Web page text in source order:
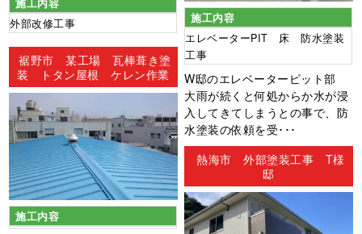
外部改修工事
施工内容
エレベーターPIT 床 防水塗装
工事
W邸のエレベーターピット部
大雨が続くと何処からか水が浸
入してきてしまうとの事で、防
水塗装の依頼を受･･･
裾野市 某工場 瓦棒葺き塗
装 トタン屋根 ケレン作業
施工内容
熱海市 外部塗装工事 T様
邸